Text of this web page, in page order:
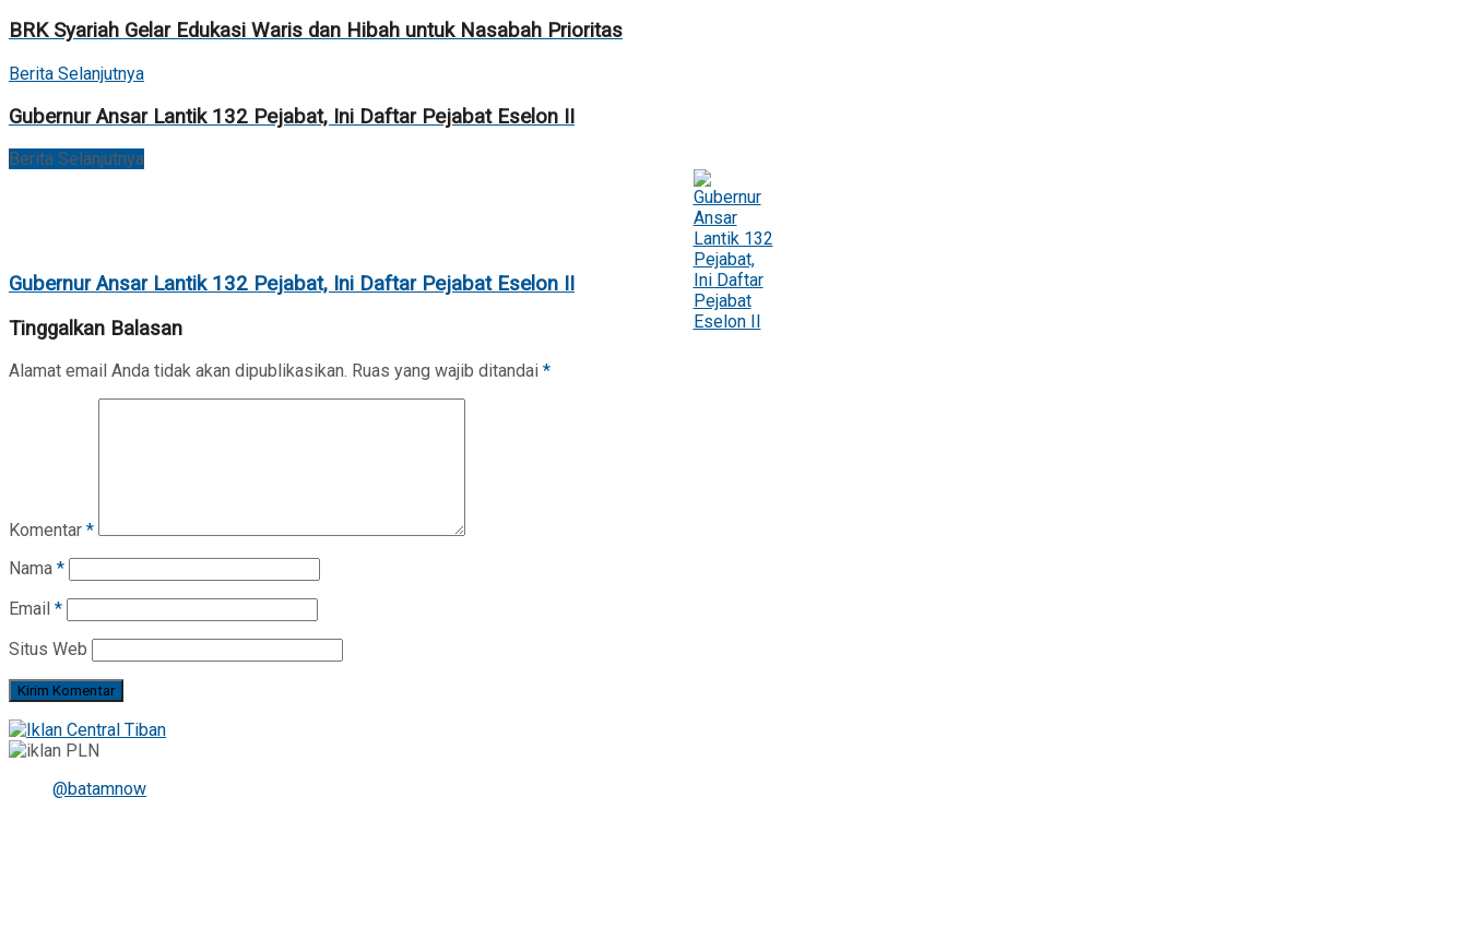
BRK Syariah Gelar Edukasi Waris dan Hibah untuk Nasabah Prioritas
Berita Selanjutnya
Gubernur Ansar Lantik 132 Pejabat, Ini Daftar Pejabat Eselon II
Berita Selanjutnya
Gubernur Ansar Lantik 132 Pejabat, Ini Daftar Pejabat Eselon II
Tinggalkan Balasan
Alamat email Anda tidak akan dipublikasikan. Ruas yang wajib ditandai *
Komentar *
Nama *
Email *
Situs Web
@batamnow